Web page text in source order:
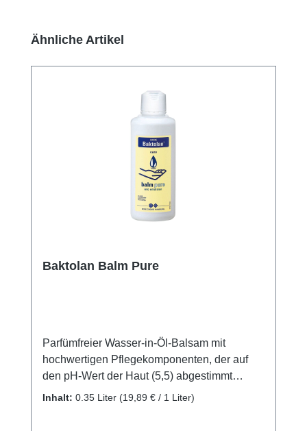
Produktgalerie überspringen
Ähnliche Artikel
Baktolan Balm Pure
Parfümfreier Wasser-in-Öl-Balsam mit
hochwertigen Pflegekomponenten, der auf
den pH-Wert der Haut (5,5) abgestimmt
wurde und damit den Säureschutzmantel der
Inhalt: 0.35 Liter (19,89 € / 1 Liter)